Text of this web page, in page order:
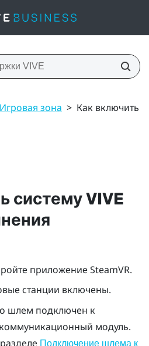
Игровая зона > Как включить
системуVIVE
приложение SteamVR.
станции включены.
шлем подключен к
модуль.
Подключение шлема к